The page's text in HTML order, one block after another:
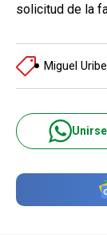
solicitud de la
Miguel Uribe